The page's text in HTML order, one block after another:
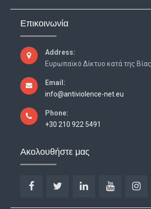
Επικοινωνία
Address:
Ευρωπαϊκό Δίκτυο κατά της Βίας
Email:
info@antiviolence-net.eu
Phone:
+30 210 922 5491
Ακολουθήστε μας